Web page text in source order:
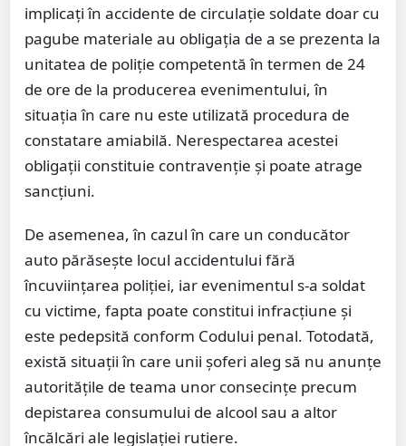
implicați în accidente de circulație soldate doar cu
pagube materiale au obligația de a se prezenta la
unitatea de poliție competentă în termen de 24
de ore de la producerea evenimentului, în
situația în care nu este utilizată procedura de
constatare amiabilă. Nerespectarea acestei
obligații constituie contravenție și poate atrage
sancțiuni.
De asemenea, în cazul în care un conducător
auto părăsește locul accidentului fără
încuviințarea poliției, iar evenimentul s-a soldat
cu victime, fapta poate constitui infracțiune și
este pedepsită conform Codului penal. Totodată,
există situații în care unii șoferi aleg să nu anunțe
autoritățile de teama unor consecințe precum
depistarea consumului de alcool sau a altor
încălcări ale legislației rutiere.